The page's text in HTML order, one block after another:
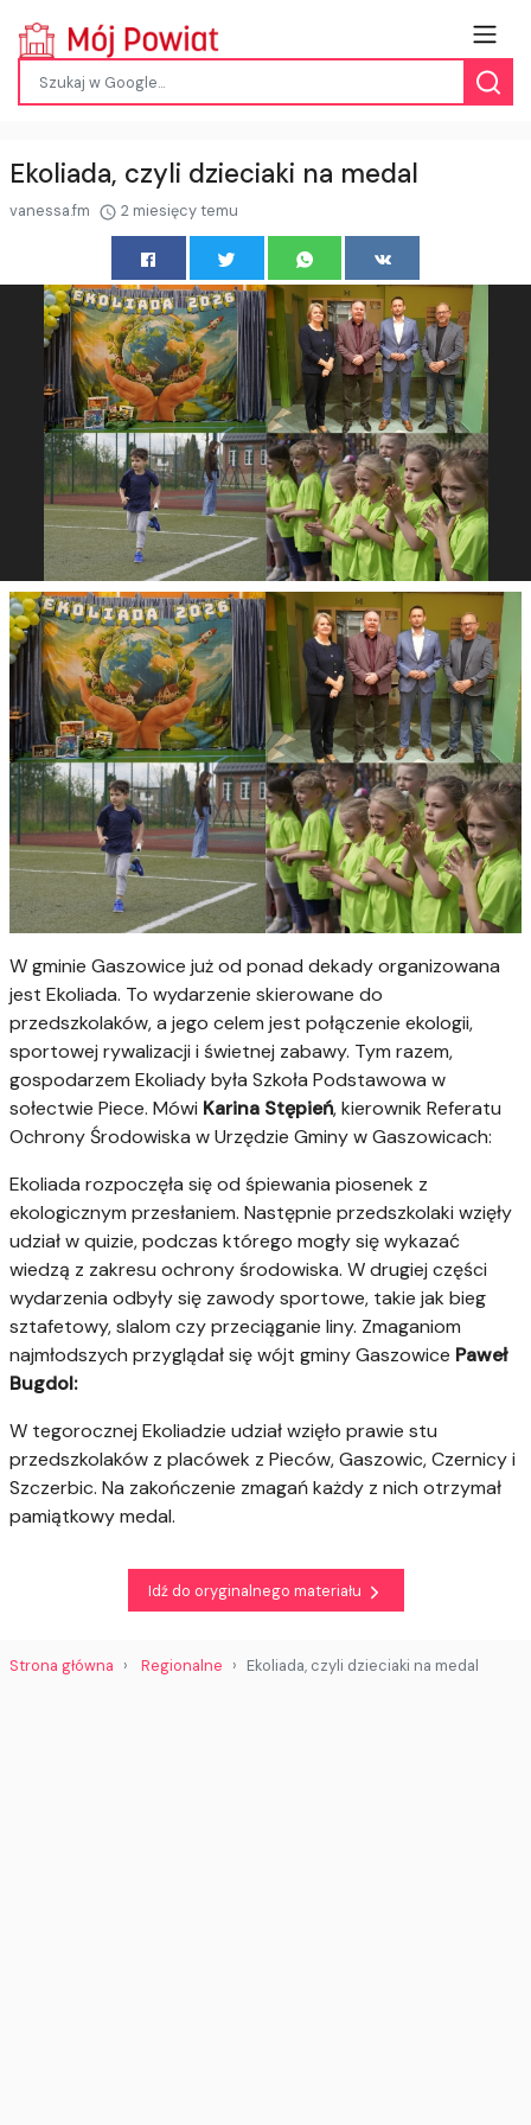
Ekoliada, czyli dzieciaki na medal
vanessa.fm 2 miesięcy temu
W gminie Gaszowice już od ponad dekady organizowana
jest Ekoliada. To wydarzenie skierowane do
przedszkolaków, a jego celem jest połączenie ekologii,
sportowej rywalizacji i świetnej zabawy. Tym razem,
gospodarzem Ekoliady była Szkoła Podstawowa w
sołectwie Piece. Mówi Karina Stępień, kierownik Referatu
Ochrony Środowiska w Urzędzie Gminy w Gaszowicach:
Ekoliada rozpoczęła się od śpiewania piosenek z
ekologicznym przesłaniem. Następnie przedszkolaki wzięły
udział w quizie, podczas którego mogły się wykazać
wiedzą z zakresu ochrony środowiska. W drugiej części
wydarzenia odbyły się zawody sportowe, takie jak bieg
sztafetowy, slalom czy przeciąganie liny. Zmaganiom
najmłodszych przyglądał się wójt gminy Gaszowice Paweł
Bugdol:
W tegorocznej Ekoliadzie udział wzięło prawie stu
przedszkolaków z placówek z Pieców, Gaszowic, Czernicy i
Szczerbic. Na zakończenie zmagań każdy z nich otrzymał
pamiątkowy medal.
Idź do oryginalnego materiału
Strona główna Regionalne Ekoliada, czyli dzieciaki na medal